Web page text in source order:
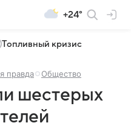
+24°
Топливный кризис
правда Общество
шестерых